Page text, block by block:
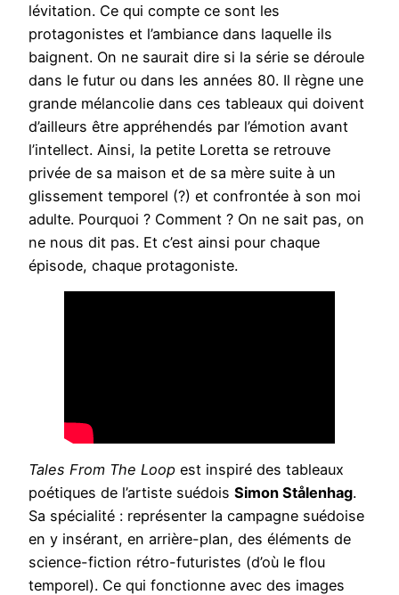
lévitation. Ce qui compte ce sont les
protagonistes et l’ambiance dans laquelle ils
baignent. On ne saurait dire si la série se déroule
dans le futur ou dans les années 80. Il règne une
grande mélancolie dans ces tableaux qui doivent
d’ailleurs être appréhendés par l’émotion avant
l’intellect. Ainsi, la petite Loretta se retrouve
privée de sa maison et de sa mère suite à un
glissement temporel (?) et confrontée à son moi
adulte. Pourquoi ? Comment ? On ne sait pas, on
ne nous dit pas. Et c’est ainsi pour chaque
épisode, chaque protagoniste.
Tales From The Loop est inspiré des tableaux
poétiques de l’artiste suédois Simon Stålenhag.
Sa spécialité : représenter la campagne suédoise
en y insérant, en arrière-plan, des éléments de
science-fiction rétro-futuristes (d’où le flou
temporel). Ce qui fonctionne avec des images